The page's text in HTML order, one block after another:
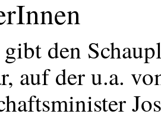
den
auf der u.a.